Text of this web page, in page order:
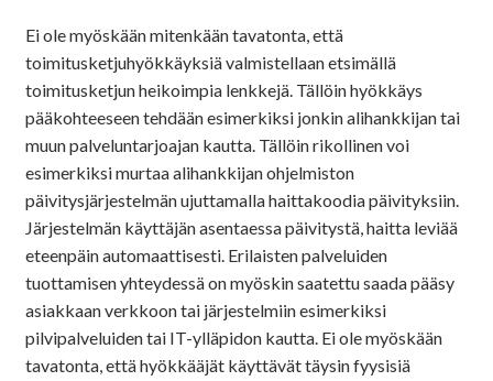
Ei ole myöskään mitenkään tavatonta, että
toimitusketjuhyökkäyksiä valmistellaan etsimällä
toimitusketjun heikoimpia lenkkejä. Tällöin hyökkäys
pääkohteeseen tehdään esimerkiksi jonkin alihankkijan tai
muun palveluntarjoajan kautta. Tällöin rikollinen voi
esimerkiksi murtaa alihankkijan ohjelmiston
päivitysjärjestelmän ujuttamalla haittakoodia päivityksiin.
Järjestelmän käyttäjän asentaessa päivitystä, haitta leviää
eteenpäin automaattisesti. Erilaisten palveluiden
tuottamisen yhteydessä on myöskin saatettu saada pääsy
asiakkaan verkkoon tai järjestelmiin esimerkiksi
pilvipalveluiden tai IT-ylläpidon kautta. Ei ole myöskään
tavatonta, että hyökkääjät käyttävät täysin fyysisiä